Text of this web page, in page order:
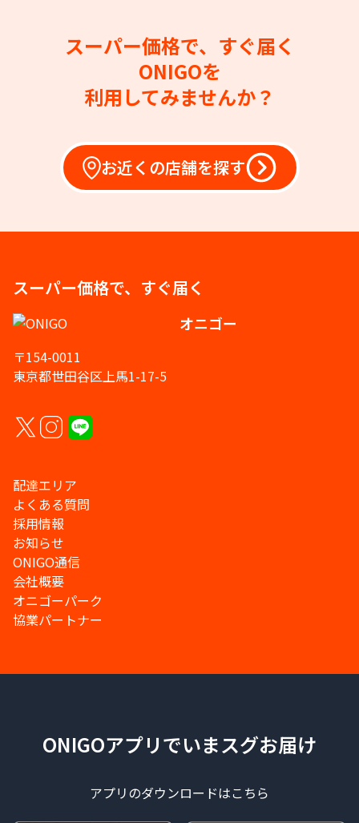
スーパー価格で、すぐ届く
ONIGOを
利用してみませんか？
お近くの店舗を探す
スーパー価格で、すぐ届く
オニゴー
〒154-0011
東京都世田谷区上馬1-17-5
配達エリア
よくある質問
採用情報
お知らせ
ONIGO通信
会社概要
オニゴーパーク
協業パートナー
ONIGOアプリでいまスグお届け
アプリのダウンロードはこちら